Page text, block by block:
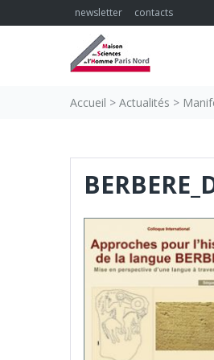
to
newsletter contacts
Accueil > Actualités >